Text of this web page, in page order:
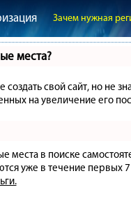
Зачем нужная
места?
создать свой сайт, но не
на увеличение его
места в поиске
уже в течение первых